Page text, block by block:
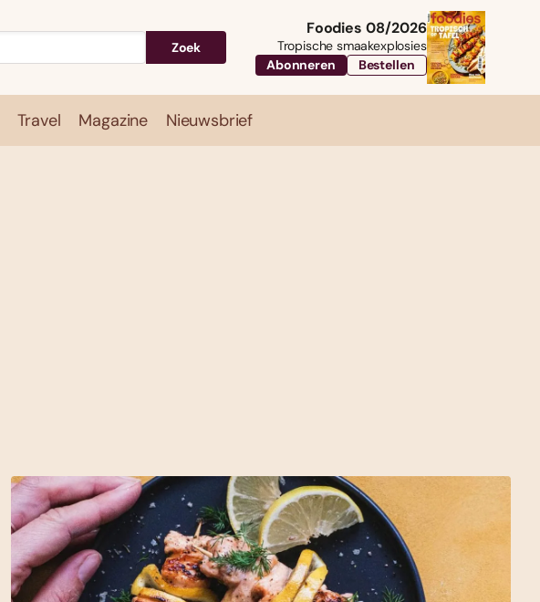
Zoek
Foodies 08/2026
Tropische smaakexplosies
Abonneren
Bestellen
Travel Magazine Nieuwsbrief